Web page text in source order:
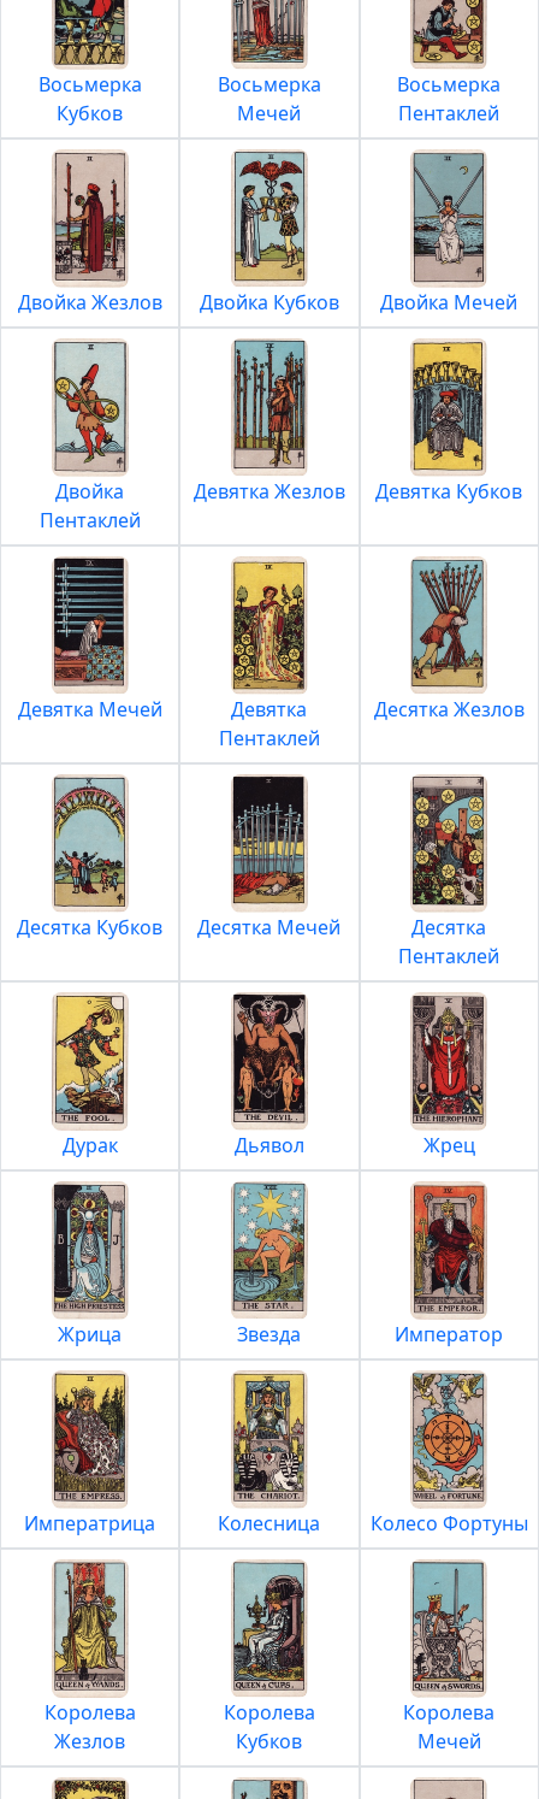
Восьмерка
Кубков
Восьмерка
Мечей
Восьмерка
Пентаклей
Двойка Жезлов Двойка Кубков Двойка Мечей
Двойка
Пентаклей
Девятка Жезлов Девятка Кубков
Девятка Мечей
Девятка
Пентаклей
Десятка Жезлов
Десятка Кубков Десятка Мечей
Десятка
Пентаклей
Дурак Дьявол Жрец
Жрица Звезда Император
Императрица Колесница Колесо Фортуны
Королева
Жезлов
Королева
Кубков
Королева
Мечей